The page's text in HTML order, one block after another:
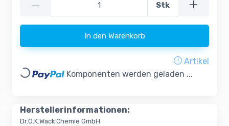
— Stk
In den Warenkorb
Artikel
Loading... Komponenten werden geladen ...
Herstellerinformationen:
Dr.O.K.Wack Chemie GmbH